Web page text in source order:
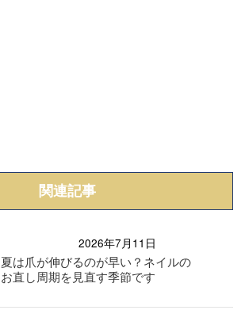
関連記事
2026年7月11日
夏は爪が伸びるのが早い？ネイルの
お直し周期を見直す季節です